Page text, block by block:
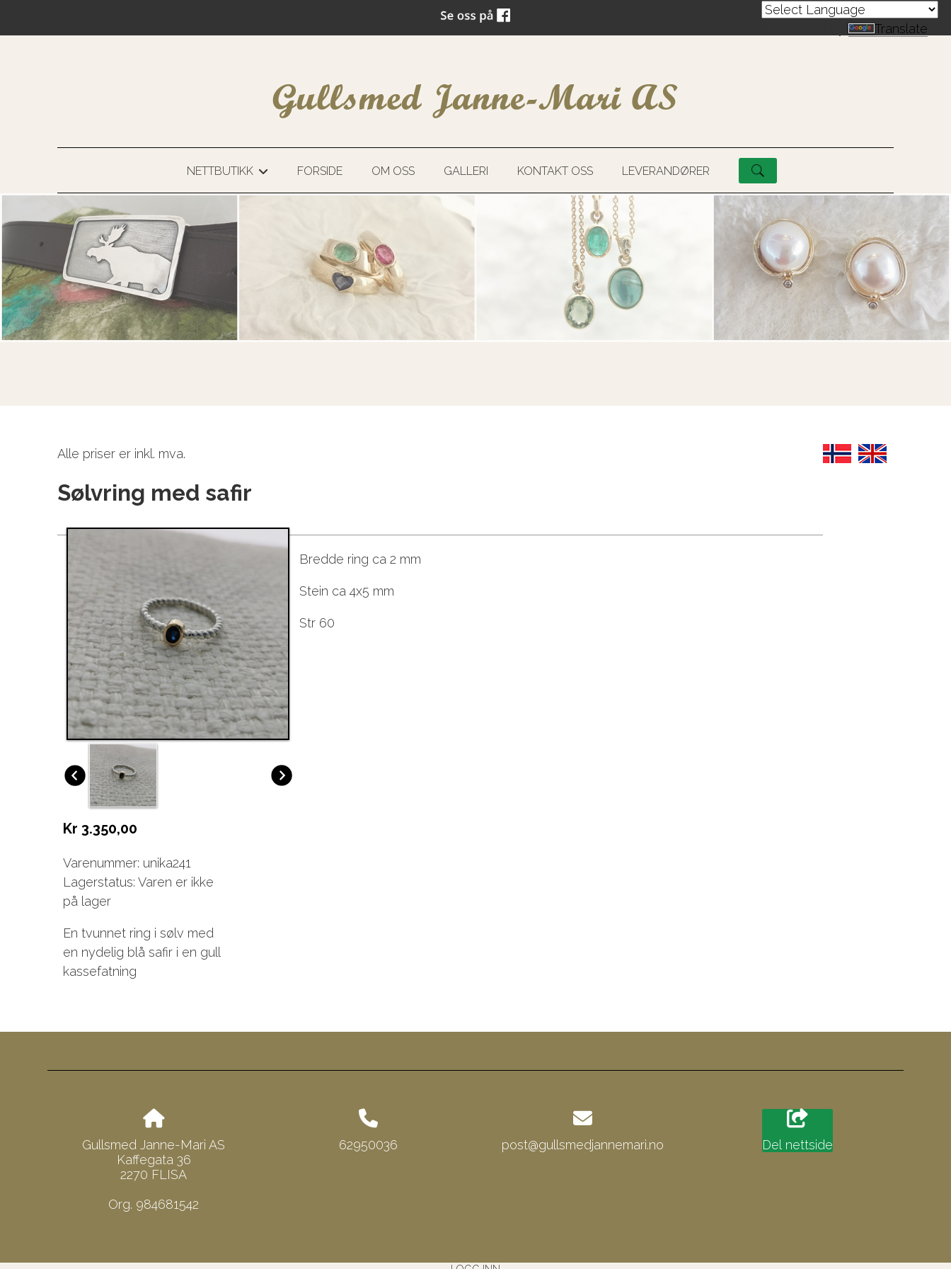
NETTBUTIKK FORSIDE OM OSS GALLERI KONTAKT OSS LEVERANDØRER
Alle priser er inkl. mva.
Sølvring med safir
Kr 3.350,00
Varenummer: unika241
Lagerstatus: Varen er ikke
på lager
En tvunnet ring i sølv med
en nydelig blå safir i en gull
kassefatning
Bredde ring ca 2 mm
Stein ca 4x5 mm
Str 60
Translate
Gullsmed Janne-Mari AS
Kaffegata 36
2270 FLISA
Org. 984681542
62950036 post@gullsmedjannemari.no Del nettside